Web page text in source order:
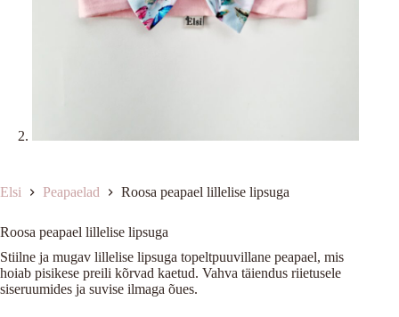
Elsi Peapaelad Roosa peapael lillelise lipsuga
Roosa peapael lillelise lipsuga
Stiilne ja mugav lillelise lipsuga topeltpuuvillane peapael, mis
hoiab pisikese preili kõrvad kaetud. Vahva täiendus riietusele
siseruumides ja suvise ilmaga õues.